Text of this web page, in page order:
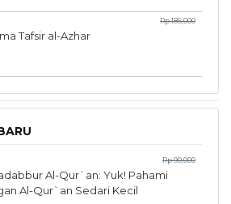
Rp 186,000
Tafsir al-Azhar
Rp 90,000
Al-Qur`an: Yuk! Pahami
Al-Qur`an Sedari Kecil